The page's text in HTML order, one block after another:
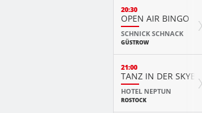
20:30
OPEN AIR BINGO
SCHNICK SCHNACK
GÜSTROW
21:00
TANZ IN DER SKYBAR
HOTEL NEPTUN
ROSTOCK